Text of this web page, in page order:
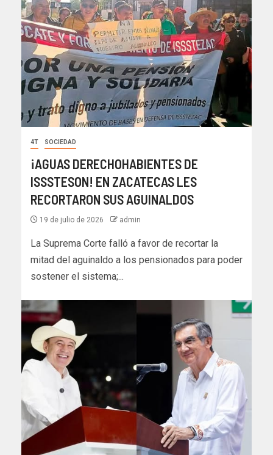
4T SOCIEDAD
¡AGUAS DERECHOHABIENTES DE
ISSSTESON! EN ZACATECAS LES
RECORTARON SUS AGUINALDOS
19 de julio de 2026 admin
La Suprema Corte falló a favor de recortar la
mitad del aguinaldo a los pensionados para poder
sostener el sistema;...